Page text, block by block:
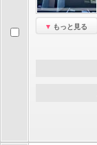
もっと見る